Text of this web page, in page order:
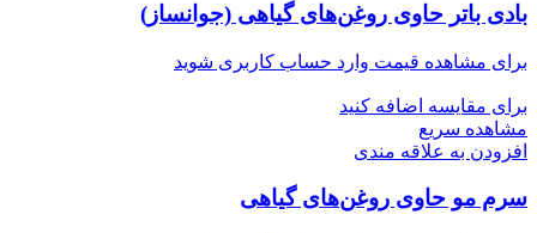
بادی باتر حاوی روغن‌های گیاهی (جوانساز)
برای مشاهده قیمت وارد حساب کاربری شوید
برای مقایسه اضافه کنید
مشاهده سریع
افزودن به علاقه مندی
سرم مو حاوی روغن‌های گیاهی